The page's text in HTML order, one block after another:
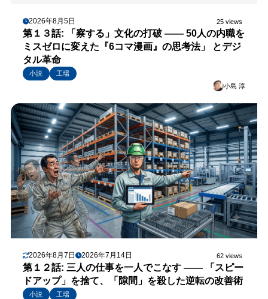
2026年8月5日 25 views
第１３話: 「察する」文化の打破 —— 50人の内職を
ミスゼロに変えた『6コマ漫画』の思考法」 とデジ
タル革命
小説
工場
小島 淳
2026年8月7日 2026年7月14日 62 views
第１２話: 三人の仕事を一人でこなす —— 「スピー
ドアップ」を捨て、「隙間」を殺した逆転の改善術
小説
工場